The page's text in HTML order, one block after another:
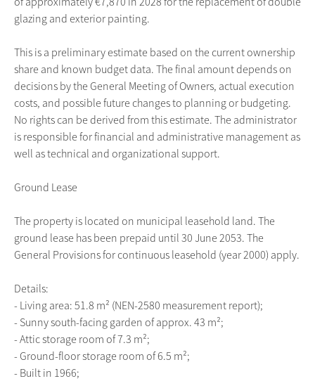
glazing and exterior painting.
This is a preliminary estimate based on the current ownership
share and known budget data. The final amount depends on
decisions by the General Meeting of Owners, actual execution
costs, and possible future changes to planning or budgeting.
No rights can be derived from this estimate. The administrator
is responsible for financial and administrative management as
well as technical and organizational support.
Ground Lease
The property is located on municipal leasehold land. The
ground lease has been prepaid until 30 June 2053. The
General Provisions for continuous leasehold (year 2000) apply.
Details:
- Living area: 51.8 m² (NEN-2580 measurement report);
- Sunny south-facing garden of approx. 43 m²;
- Attic storage room of 7.3 m²;
- Ground-floor storage room of 6.5 m²;
- Built in 1966;